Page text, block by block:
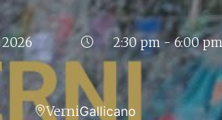
2026 2:30 pm - 6:00 pm
VerniGallicano